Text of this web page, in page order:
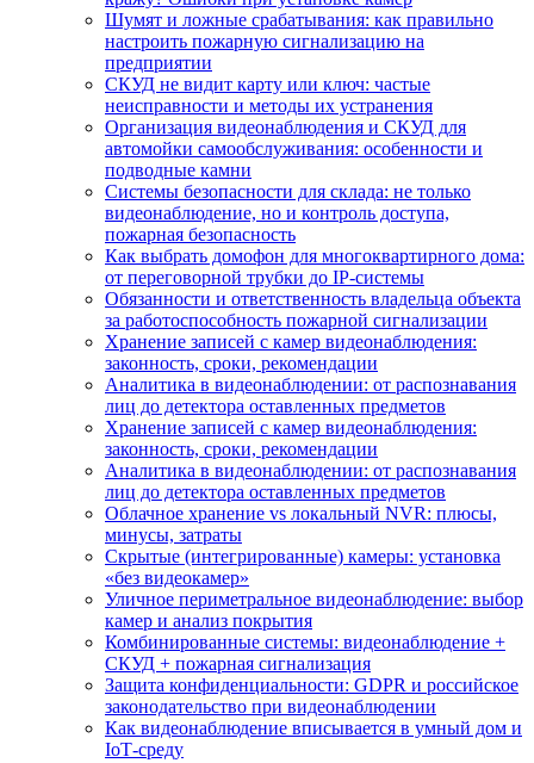
Шумят и ложные срабатывания: как правильно
настроить пожарную сигнализацию на
предприятии
СКУД не видит карту или ключ: частые
неисправности и методы их устранения
Организация видеонаблюдения и СКУД для
автомойки самообслуживания: особенности и
подводные камни
Системы безопасности для склада: не только
видеонаблюдение, но и контроль доступа,
пожарная безопасность
Как выбрать домофон для многоквартирного дома:
от переговорной трубки до IP-системы
Обязанности и ответственность владельца объекта
за работоспособность пожарной сигнализации
Хранение записей с камер видеонаблюдения:
законность, сроки, рекомендации
Аналитика в видеонаблюдении: от распознавания
лиц до детектора оставленных предметов
Хранение записей с камер видеонаблюдения:
законность, сроки, рекомендации
Аналитика в видеонаблюдении: от распознавания
лиц до детектора оставленных предметов
Облачное хранение vs локальный NVR: плюсы,
минусы, затраты
Скрытые (интегрированные) камеры: установка
«без видеокамер»
Уличное периметральное видеонаблюдение: выбор
камер и анализ покрытия
Комбинированные системы: видеонаблюдение +
СКУД + пожарная сигнализация
Защита конфиденциальности: GDPR и российское
законодательство при видеонаблюдении
Как видеонаблюдение вписывается в умный дом и
IoT‑среду